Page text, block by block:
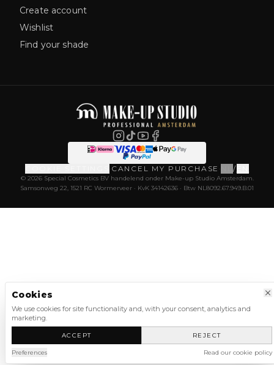
Create account
Wishlist
Find your shade
·CANCEL MY PURCHASE · /
© 2026 Special Cosmetics BV handelend onder Make-up Studio Amsterdam.
Samsonweg 22, 1521 RC Wormerveer · KvK 34142636 · Btw NL8092.67.949.B.01
Cookies
We use cookies for site functionality and, with your consent, analytics and
marketing.
ACCEPT REJECT
Preferences Read our cookie policy